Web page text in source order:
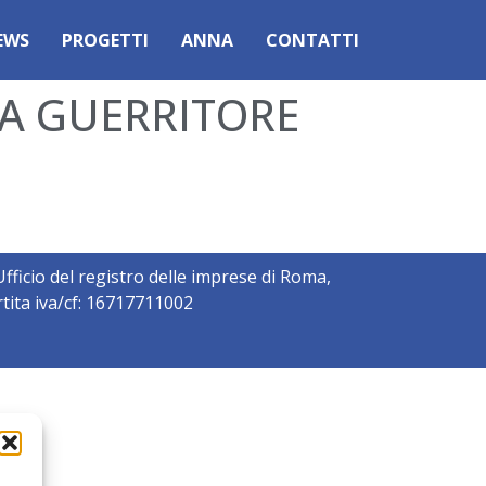
PROGETTI ANNA CONTATTI
GUERRITORE
del registro delle imprese di Roma,
iva/cf: 16717711002